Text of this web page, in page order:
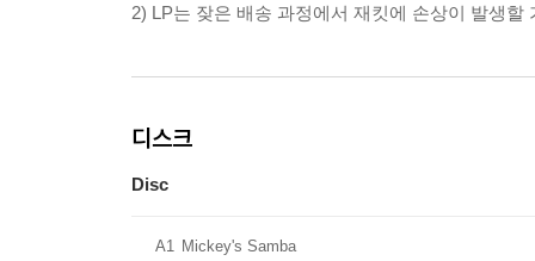
2) LP는 잦은 배송 과정에서 재킷에 손상이 발생
디스크
Disc
A1 Mickey's Samba